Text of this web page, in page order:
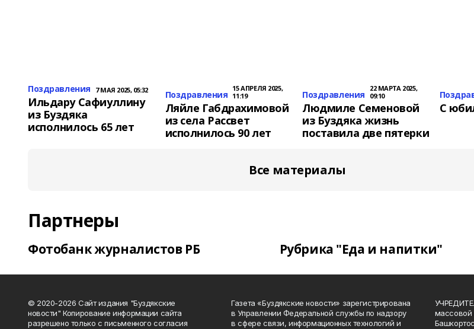
Поздравления 7 МАЯ 2025, 05:32
Ильдару Сафиуллину
из Буздяка
исполнилось 65 лет
Поздравления
15 АПРЕЛЯ 2025,
11:19
Ляйле Габдрахимовой
из села Рассвет
исполнилось 90 лет
Поздравления
22 МАРТА 2025,
09:10
Людмиле Семеновой
из Буздяка жизнь
поставила две пятерки
С
Все материалы
Партнеры
Фотобанк журналистов РБ Рубрика "Еда и напитки"
© 2020-2026 Сайт издания "Буздякские
новости" Копирование информации сайта
разрешено только с письменного согласия
Газета «Буздякские новости» зарегистрирована
в Управлении Федеральной службы по надзору
в сфере связи, информационных технологий и
массовой